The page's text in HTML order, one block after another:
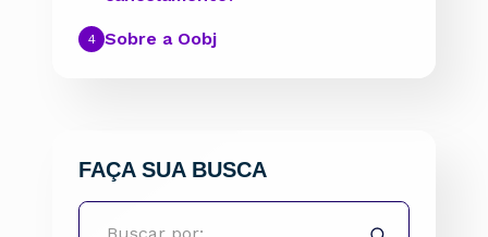
Sobre a Oobj
FAÇA SUA BUSCA